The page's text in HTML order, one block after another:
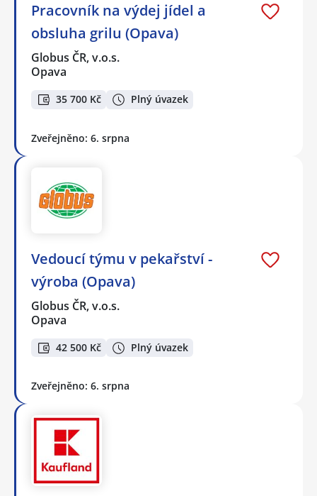
Pracovník na výdej jídel a
obsluha grilu (Opava)
Globus ČR, v.o.s.
Opava
35 700 Kč Plný úvazek
Zveřejněno: 6. srpna
Vedoucí týmu v pekařství -
výroba (Opava)
Globus ČR, v.o.s.
Opava
42 500 Kč Plný úvazek
Zveřejněno: 6. srpna